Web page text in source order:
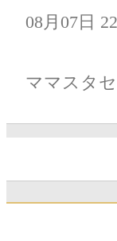
08月07日
ママスタ